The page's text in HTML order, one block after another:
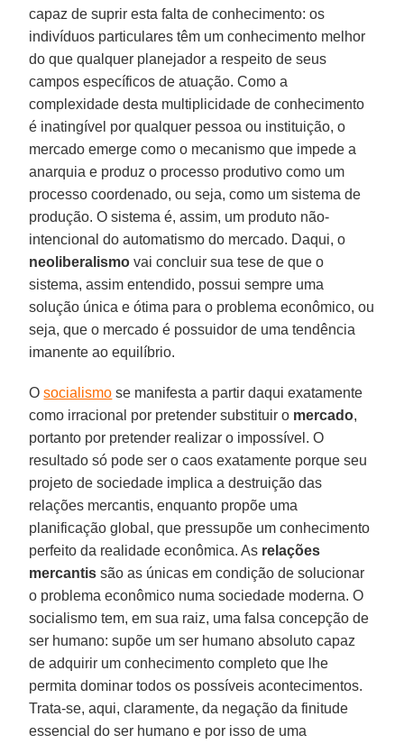
capaz de suprir esta falta de conhecimento: os
indivíduos particulares têm um conhecimento melhor
do que qualquer planejador a respeito de seus
campos específicos de atuação. Como a
complexidade desta multiplicidade de conhecimento
é inatingível por qualquer pessoa ou instituição, o
mercado emerge como o mecanismo que impede a
anarquia e produz o processo produtivo como um
processo coordenado, ou seja, como um sistema de
produção. O sistema é, assim, um produto não-
intencional do automatismo do mercado. Daqui, o
neoliberalismo vai concluir sua tese de que o
sistema, assim entendido, possui sempre uma
solução única e ótima para o problema econômico, ou
seja, que o mercado é possuidor de uma tendência
imanente ao equilíbrio.
Osocialismo se manifesta a partir daqui exatamente
como irracional por pretender substituir o mercado,
portanto por pretender realizar o impossível. O
resultado só pode ser o caos exatamente porque seu
projeto de sociedade implica a destruição das
relações mercantis, enquanto propõe uma
planificação global, que pressupõe um conhecimento
perfeito da realidade econômica. As relações
mercantis são as únicas em condição de solucionar
o problema econômico numa sociedade moderna. O
socialismo tem, em sua raiz, uma falsa concepção de
ser humano: supõe um ser humano absoluto capaz
de adquirir um conhecimento completo que lhe
permita dominar todos os possíveis acontecimentos.
Trata-se, aqui, claramente, da negação da finitude
essencial do ser humano e por isso de uma